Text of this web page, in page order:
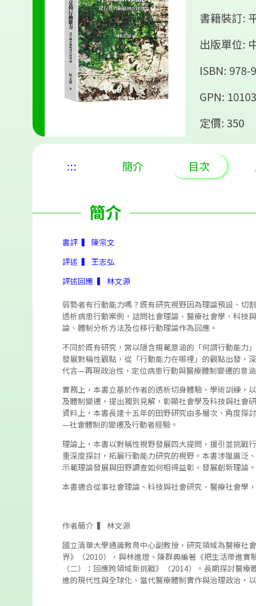
書籍裝訂:
出版單位:
ISBN: 978-
GPN:
定價: 350
::: 簡介 目次
簡介
書評 ▍ 陳宗文
評述 ▍ 王志弘
評述回應 ▍ 林文源
弱勢者有行動能力嗎？既有研究視野因為理論預設、切
透析病患行動案例，詰問社會理論、醫療社會學、科技
論、體制分析方法及位移行動理論作為回應。
不同於既有研究，常以隱含規範意涵的「何謂行動能力
發展對稱性觀點，從「行動能力在哪裡」的觀點出發
代言—再現政治性，定位病患行動與醫療體制變遷的意涵
實務上，本書立基於作者的透析切身體驗、學術訓練，
及體制變遷，提出獨到見解，彰顯社會學及科技與社會
資料上，本書長達十五年的田野研究由多層次、角度探
—社會體制的變遷及行動者經驗。
理論上，本書以對稱性視野發展四大提問，援引並挑戰
重深度探討，拓展行動能力研究的視野。本書涉獵廣泛
示範理論發展與田野調查如何相得益彰，發展創新理論。
本書適合從事社會理論、科技與社會研究、醫療社會學
作者簡介 ▍ 林文源
國立清華大學通識教育中心副教授，研究領域為醫療社
界》（2010），與林進燈、陳群典編著《把生活帶進
（二）：回應跨領域新挑戰》（2014）。長期探討醫
進的現代性與全球化、當代醫療體制實作與治理政治，